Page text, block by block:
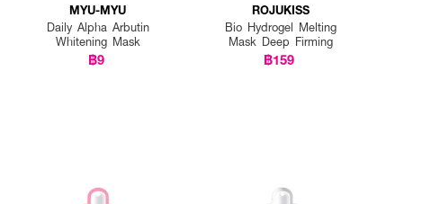
MYU-MYU
Daily Alpha Arbutin
Whitening Mask
฿9
ROJUKISS
Bio Hydrogel Melting
Mask Deep Firming
฿159